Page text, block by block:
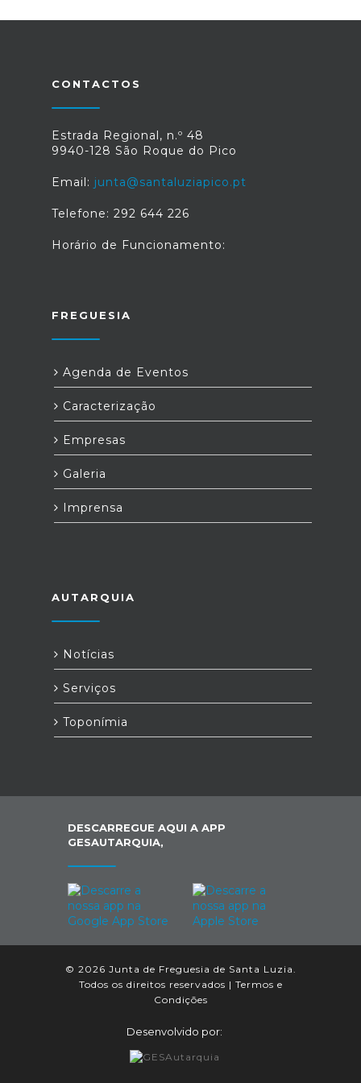
CONTACTOS
Estrada Regional, n.º 48
9940-128 São Roque do Pico
Email: junta@santaluziapico.pt
Telefone: 292 644 226
Horário de Funcionamento:
FREGUESIA
Agenda de Eventos
Caracterização
Empresas
Galeria
Imprensa
AUTARQUIA
Notícias
Serviços
Toponímia
DESCARREGUE AQUI A APP
GESAUTARQUIA,
© 2026 Junta de Freguesia de Santa Luzia.
Todos os direitos reservados | Termos e
Condições
Desenvolvido por: